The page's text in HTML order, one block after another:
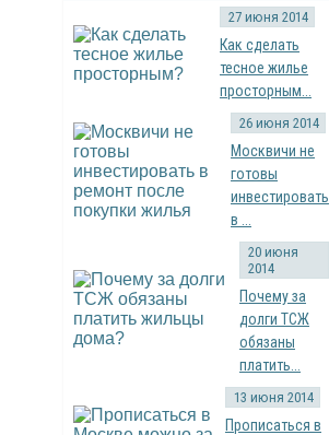
27 июня 2014
Как сделать
тесное жилье
просторным...
26 июня 2014
Москвичи не
готовы
инвестировать
в ...
20 июня
2014
Почему за
долги ТСЖ
обязаны
платить...
13 июня 2014
Прописаться в